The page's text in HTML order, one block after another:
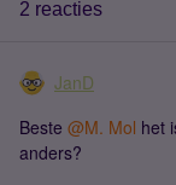
2 reacties
JanD
Beste ​ @M. Mol het
anders?